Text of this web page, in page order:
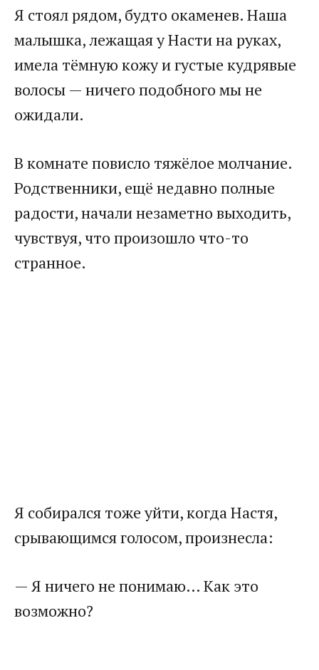
Я стоял рядом, будто окаменев. Наша
малышка, лежащая у Насти на руках,
имела тёмную кожу и густые кудрявые
волосы — ничего подобного мы не
ожидали.
В комнате повисло тяжёлое молчание.
Родственники, ещё недавно полные
радости, начали незаметно выходить,
чувствуя, что произошло что-то
странное.
Я собирался тоже уйти, когда Настя,
срывающимся голосом, произнесла:
— Я ничего не понимаю… Как это
возможно?